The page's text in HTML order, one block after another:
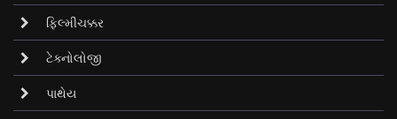
ફિલ્મીચક્કર
ટેક્નોલોજી
પાથેય